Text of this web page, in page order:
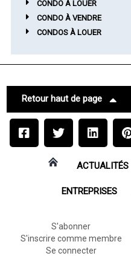
CONDO À LOUER
CONDO À VENDRE
CONDOS À LOUER
Retour haut de page
ACTUALITÉS
ENTREPRISES
S'abonner
S'inscrire comme membre
Se connecter